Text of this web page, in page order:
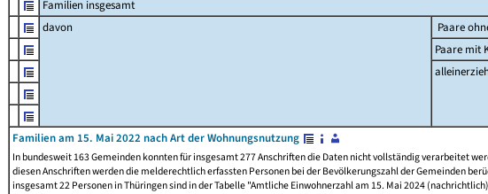
Familien insgesamt
davon
Paare
Paare mit
Familien am 15. Mai 2022 nach Art der Wohnungsnutzung
In bundesweit 163 Gemeinden konnten für insgesamt 277 Anschriften die Daten nicht vollständig verarbeitet
diesen Anschriften werden die melderechtlich erfassten Personen bei der Bevölkerungszahl der Gemeinden
insgesamt 22 Personen in Thüringen sind in der Tabelle "Amtliche Einwohnerzahl am 15. Mai 2024